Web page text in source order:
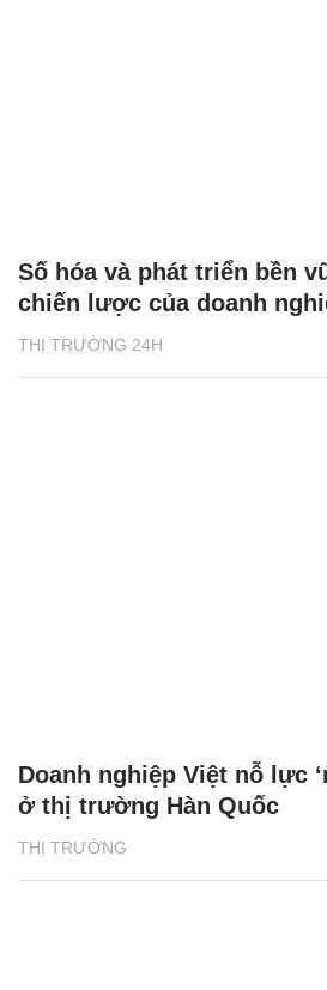
THỊ TRƯỜNG 24H
Số hóa và phát triển bền
chiến lược của doanh
THỊ TRƯỜNG
Doanh nghiệp Việt nỗ lực
ở thị trường Hàn Quốc